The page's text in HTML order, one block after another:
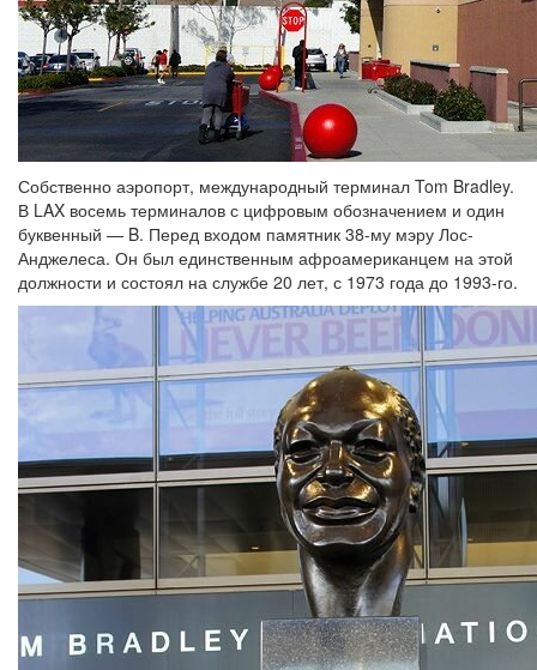
Собственно аэропорт, международный терминал Tom Bradley.
В LAX восемь терминалов с цифровым обозначением и один
буквенный — B. Перед входом памятник 38-му мэру Лос-
Анджелеса. Он был единственным афроамериканцем на этой
должности и состоял на службе 20 лет, с 1973 года до 1993-го.